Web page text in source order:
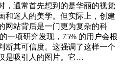
，通常首先想到的是华丽的视觉
和迷人的美学。但实际上，创建
网站背后是一门更为复杂的科
一项研究发现，75% 的用户会根
断其可信度。这强调了这样一个
是吸引人的图片。它…